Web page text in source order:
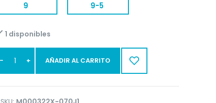
9 9-5
1 disponibles
AÑADIR AL CARRITO